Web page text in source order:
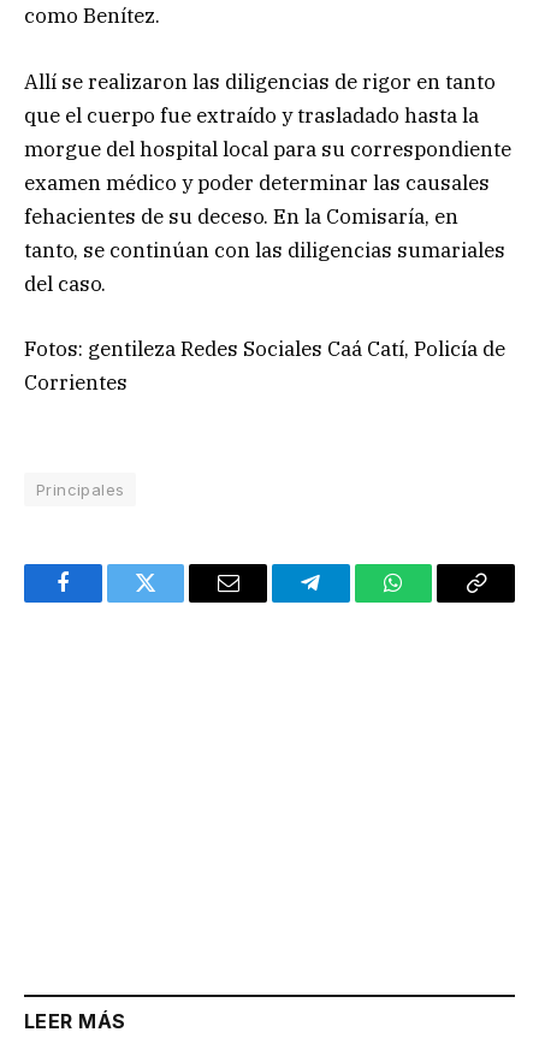
como Benítez.
Allí se realizaron las diligencias de rigor en tanto
que el cuerpo fue extraído y trasladado hasta la
morgue del hospital local para su correspondiente
examen médico y poder determinar las causales
fehacientes de su deceso. En la Comisaría, en
tanto, se continúan con las diligencias sumariales
del caso.
Fotos: gentileza Redes Sociales Caá Catí, Policía de
Corrientes
Principales
FacebookTwitter Email TelegramWhatsAppCopy
LEER MÁS